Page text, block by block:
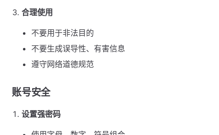
合理使用
不要用于非法目的
不要生成误导性、有害信息
遵守网络道德规范
账号安全
设置强密码